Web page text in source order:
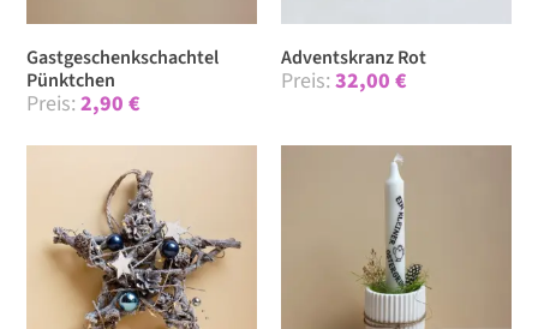
Gastgeschenk­schachtel
Pünktchen
2,90€
Adventskranz Rot
32,00 €